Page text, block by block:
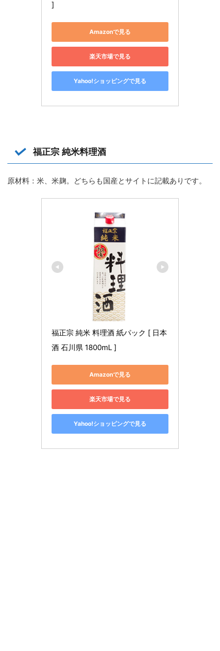
]
Amazonで見る
楽天市場で見る
Yahoo!ショッピングで見る
福正宗 純米料理酒
原材料：米、米麹。どちらも国産とサイトに記載ありです。
福正宗 純米 料理酒 紙パック [ 日本
酒 石川県 1800mL ]
Amazonで見る
楽天市場で見る
Yahoo!ショッピングで見る